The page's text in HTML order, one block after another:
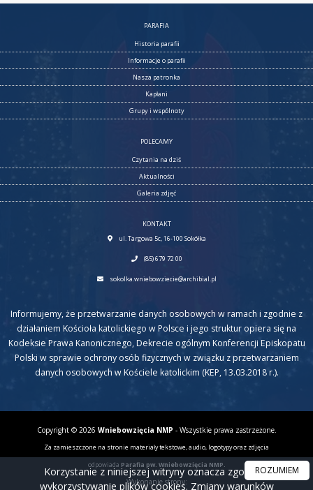
PARAFIA
Historia parafii
Informacje o parafii
Nasza patronka
Kapłani
Grupy i wspólnoty
POLECAMY
Czytania na dziś
Aktualności
Galeria zdjęć
KONTAKT
ul. Targowa 5c, 16-100 Sokółka
(85) 679 72 00
sokolka.wniebowziecie@archibial.pl
Informujemy, że przetwarzanie danych osobowych w ramach i zgodnie z
działaniem Kościoła katolickiego w Polsce i jego struktur opiera się na
Kodeksie Prawa Kanonicznego, Dekrecie ogólnym Konferencji Episkopatu
Polski w sprawie ochrony osób fizycznych w związku z przetwarzaniem
danych osobowych w Kościele katolickim (KEP, 13.03.2018 r.).
Copyright © 2026 Wniebowzięcia NMP - Wszystkie prawa zastrzeżone.
Za zamieszczone na stronie materiały tekstowe, audio, logotypy oraz zdjęcia
odpowiada Parafia pw. Wniebowzięcia NMP.
Wykonanie strony:
Korzystanie z niniejszej witryny oznacza zgodę na
wykorzystywanie plików cookies. Zmiany warunków
ROZUMIEM